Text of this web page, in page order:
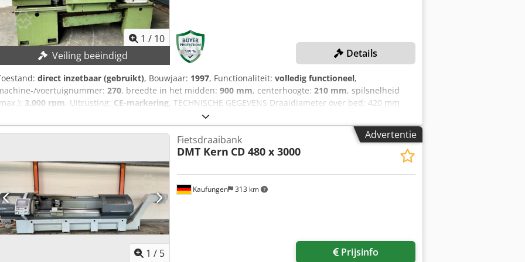
1 / 10
Veiling beëindigd
Details
direct inzetbaar (gebruikt), Bouwjaar: 1997, Functionaliteit: volledig functioneel,
voertuignummer: 270, breedte in het midden: 900 mm, centerhoogte: 210 mm, spilsnelheid
3.000 rpm, Uitrusting: CE-markering, TECHNISCHE GEGEVENS Draaidiameter over bed: 420 mm
Centrumhoogte: 210 mm Tussen de centers: 900 mm Spindel doorlaat: 55 mm Spindelsnelheid: 4 - 3.000
MACHINEGEGEVENS Aansturing: Teach-in Besturing: CNC UITRUSTING Digitale uitlezing (Weiler)
Documentatie aanwezig Dsdpfsy Rx A Ssx Aa Deck CE-markering
Advertentie
1 / 5
Kaufungen 313 km
Fietsdraaibank
DMT Kern CD 480 x 3000
Prijsinfo